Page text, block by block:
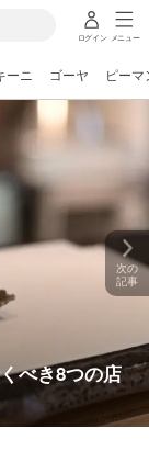
ログイン メニュー
ーニ ゴーヤ ピーマ
べき8つの店
次の
記事